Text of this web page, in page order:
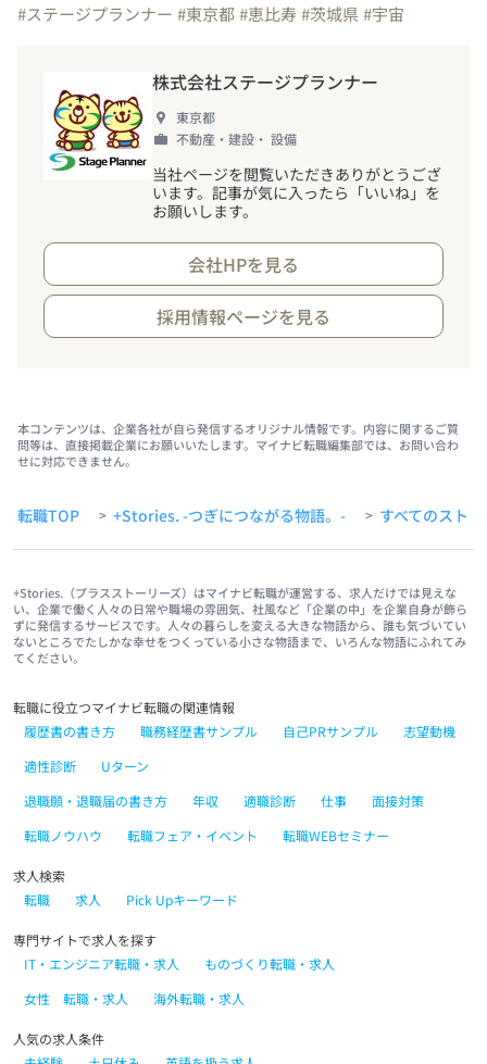
#ステージプランナー #東京都#恵比寿#茨城県#宇宙
株式会社ステージプランナー
東京都
不動産・建設・ 設備
当社ページを閲覧いただきありがとうござ
います。記事が気に入ったら「いいね」を
お願いします。
会社HPを見る
採用情報ページを見る
本コンテンツは、企業各社が自ら発信するオリジナル情報です。内容に関するご質
問等は、直接掲載企業にお願いいたします。マイナビ転職編集部では、お問い合わ
せに対応できません。
転職TOP > +Stories. -つぎにつながる物語。- > すべてのスト
+Stories.（プラスストーリーズ）はマイナビ転職が運営する、求人だけでは見えな
い、企業で働く人々の日常や職場の雰囲気、社風など「企業の中」を企業自身が飾ら
ずに発信するサービスです。人々の暮らしを変える大きな物語から、誰も気づいてい
ないところでたしかな幸せをつくっている小さな物語まで、いろんな物語にふれてみ
てください。
転職に役立つマイナビ転職の関連情報
履歴書の書き方
職務経歴書サンプル 自己PRサンプル
志望動機
適性診断
Uターン
退職願・退職届の書き方
年収 適職診断 仕事
面接対策
転職ノウハウ
転職フェア・イベント 転職WEBセミナー
求人検索
転職
求人 Pick Upキーワード
専門サイトで求人を探す
IT・エンジニア転職・求人
ものづくり転職・求人
女性 転職・求人
海外転職・求人
人気の求人条件